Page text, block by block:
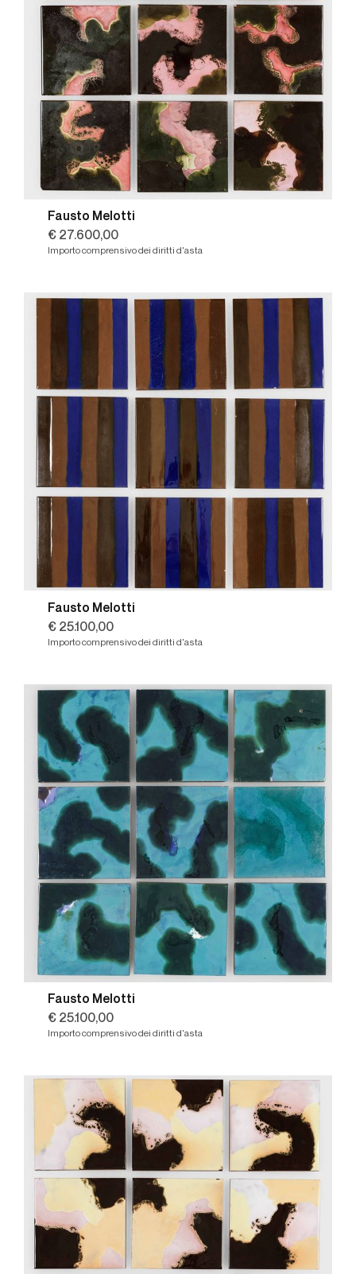
Fausto Melotti
€ 27.600,00
Importo comprensivo dei diritti d'asta
Fausto Melotti
€ 25.100,00
Importo comprensivo dei diritti d'asta
Fausto Melotti
€ 25.100,00
Importo comprensivo dei diritti d'asta